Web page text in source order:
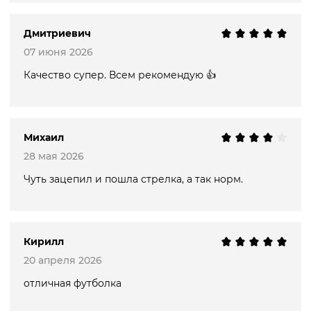
Дмитриевич
07 июня 2026
Качество супер. Всем рекомендую 👍
Михаил
28 мая 2026
Чуть зацепил и пошла стрелка, а так норм.
Кирилл
20 апреля 2026
отличная футболка